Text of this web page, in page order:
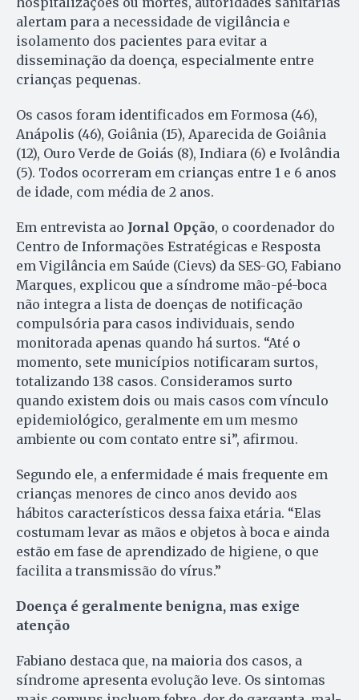
alertam para a necessidade de vigilância e
isolamento dos pacientes para evitar a
disseminação da doença, especialmente entre
crianças pequenas.
Os casos foram identificados em Formosa (46),
Anápolis (46), Goiânia (15), Aparecida de Goiânia
(12), Ouro Verde de Goiás (8), Indiara (6) e Ivolândia
(5). Todos ocorreram em crianças entre 1 e 6 anos
de idade, com média de 2 anos.
Em entrevista ao Jornal Opção, o coordenador do
Centro de Informações Estratégicas e Resposta
em Vigilância em Saúde (Cievs) da SES-GO, Fabiano
Marques, explicou que a síndrome mão-pé-boca
não integra a lista de doenças de notificação
compulsória para casos individuais, sendo
monitorada apenas quando há surtos. “Até o
momento, sete municípios notificaram surtos,
totalizando 138 casos. Consideramos surto
quando existem dois ou mais casos com vínculo
epidemiológico, geralmente em um mesmo
ambiente ou com contato entre si”, afirmou.
Segundo ele, a enfermidade é mais frequente em
crianças menores de cinco anos devido aos
hábitos característicos dessa faixa etária. “Elas
costumam levar as mãos e objetos à boca e ainda
estão em fase de aprendizado de higiene, o que
facilita a transmissão do vírus.”
Doença é geralmente benigna, mas exige
atenção
Fabiano destaca que, na maioria dos casos, a
síndrome apresenta evolução leve. Os sintomas